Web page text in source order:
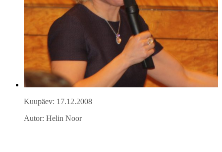
Kuupäev: 17.12.2008
Autor: Helin Noor